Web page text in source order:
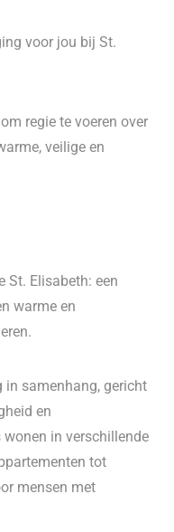
voor jou bij St.
regie te voeren over
veilige en
St. Elisabeth: een
warme en
in samenhang, gericht
en
in verschillende
tot
mensen met